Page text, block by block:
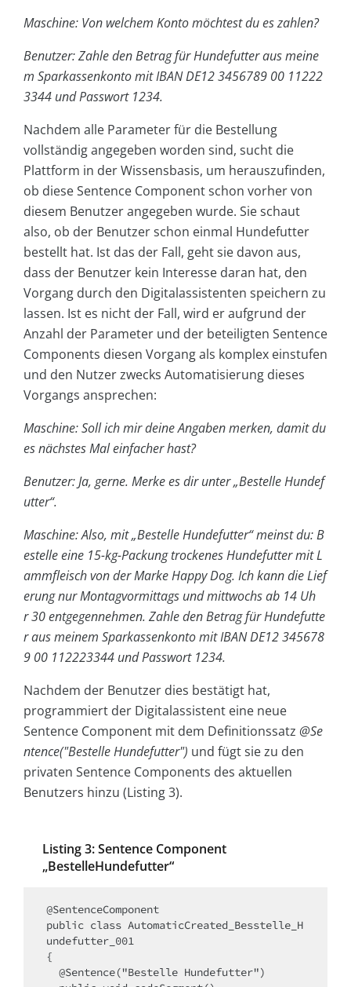
Maschine: Von welchem Konto möchtest du es zahlen?
Benutzer: Zahle den Betrag für Hundefutter aus meine
m Sparkassenkonto mit IBAN DE12 3456789 00 11222
3344 und Passwort 1234.
Nachdem alle Parameter für die Bestellung
vollständig angegeben worden sind, sucht die
Plattform in der Wissensbasis, um herauszufinden,
ob diese Sentence Component schon vorher von
diesem Benutzer angegeben wurde. Sie schaut
also, ob der Benutzer schon einmal Hundefutter
bestellt hat. Ist das der Fall, geht sie davon aus,
dass der Benutzer kein Interesse daran hat, den
Vorgang durch den Digitalassistenten speichern zu
lassen. Ist es nicht der Fall, wird er aufgrund der
Anzahl der Parameter und der beteiligten Sentence
Components diesen Vorgang als komplex einstufen
und den Nutzer zwecks Automatisierung dieses
Vorgangs ansprechen:
Maschine: Soll ich mir deine Angaben merken, damit du
es nächstes Mal einfacher hast?
Benutzer: Ja, gerne. Merke es dir unter „Bestelle Hundef
utter“.
Maschine: Also, mit „Bestelle Hundefutter“ meinst du: B
estelle eine 15-kg-Packung trockenes Hundefutter mit L
ammfleisch von der Marke Happy Dog. Ich kann die Lief
erung nur Montagvormittags und mittwochs ab 14 Uh
r 30 entgegennehmen. Zahle den Betrag für Hundefutte
r aus meinem Sparkassenkonto mit IBAN DE12 345678
9 00 112223344 und Passwort 1234.
Nachdem der Benutzer dies bestätigt hat,
programmiert der Digitalassistent eine neue
Sentence Component mit dem Definitionssatz @Se
ntence("Bestelle Hundefutter") und fügt sie zu den
privaten Sentence Components des aktuellen
Benutzers hinzu (Listing 3).
Listing 3: Sentence Component
„BestelleHundefutter“
@SentenceComponent
public class AutomaticCreated_Besstelle_H
undefutter_001
{